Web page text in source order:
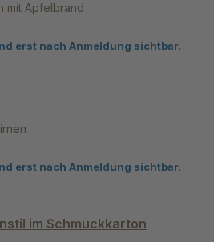
mit Apfelbrand
erst nach Anmeldung sichtbar.
erst nach Anmeldung sichtbar.
im Schmuckkarton